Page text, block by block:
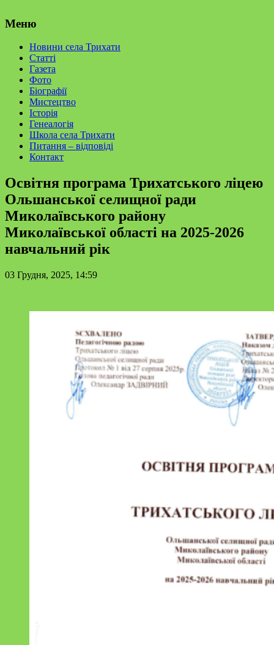
Меню
Новини села Трихати
Статті
Газета
Фото
Біографії
Мистецтво
Історія
Генеалогія
Школа села Трихати
Питання – відповіді
Контакт
Освітня програма Трихатського ліцею
Ольшанської селищної ради
Миколаївського району
Миколаївської області на 2025-2026
навчальний рік
03 Грудня, 2025, 14:59